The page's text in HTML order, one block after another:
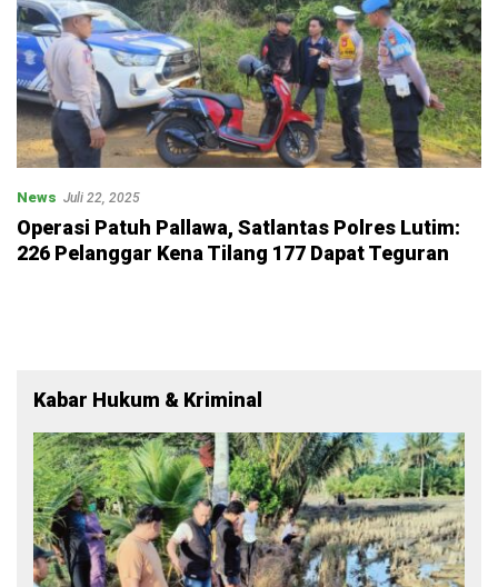
News Juli 22, 2025
Operasi Patuh Pallawa, Satlantas Polres Lutim:
226 Pelanggar Kena Tilang 177 Dapat Teguran
Kabar Hukum & Kriminal